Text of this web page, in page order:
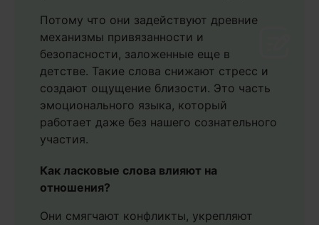
Потому что они задействуют древние
механизмы привязанности и
безопасности, заложенные еще в
детстве. Такие слова снижают стресс и
создают ощущение близости. Это часть
эмоционального языка, который
работает даже без нашего сознательного
участия.
Как ласковые слова влияют на
отношения?
Они смягчают конфликты, укрепляют